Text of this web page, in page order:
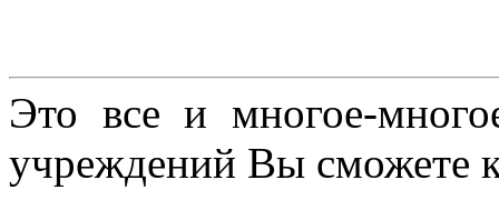
Это все и многое-
учреждений Вы сможете